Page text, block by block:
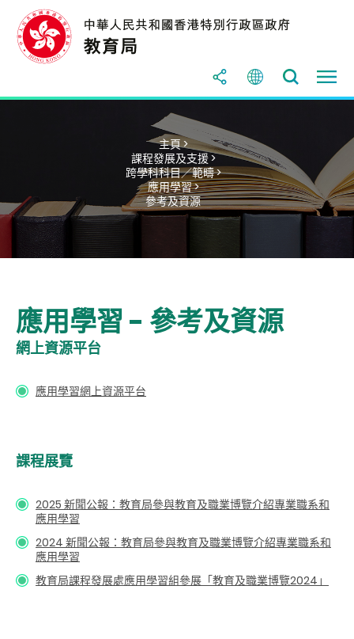
主頁 >
課程發展及支援 >
跨學科科目／範疇 >
應用學習 >
參考及資源
應用學習 - 參考及資源
網上資源平台
應用學習網上資源平台
課程展覽
2025 新聞公報：教育局參與教育及職業博覽介紹專業職系和
應用學習
2024 新聞公報：教育局參與教育及職業博覽介紹專業職系和
應用學習
教育局課程發展處應用學習組參展「教育及職業博覽2024」